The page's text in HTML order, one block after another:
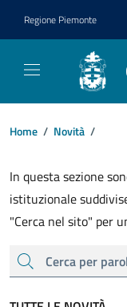
Regione Piemonte
Home / Novità /
In questa sezione
istituzionale
"Cerca nel sito" per
cerca